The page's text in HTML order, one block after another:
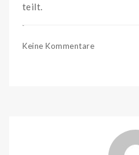
teilt.
Keine Kommentare